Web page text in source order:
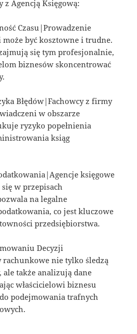
z Agencją Księgową:
Czasu|Prowadzenie
może być kosztowne i trudne.
się tym profesjonalnie,
biznesów skoncentrować
Błędów|Fachowcy z firmy
w obszarze
ryzyko popełnienia
ksiąg
księgowe
w przepisach
na legalne
co jest kluczowe
przedsiębiorstwa.
Decyzji
nie tylko śledzą
także analizują dane
właścicielowi biznesu
podejmowania trafnych